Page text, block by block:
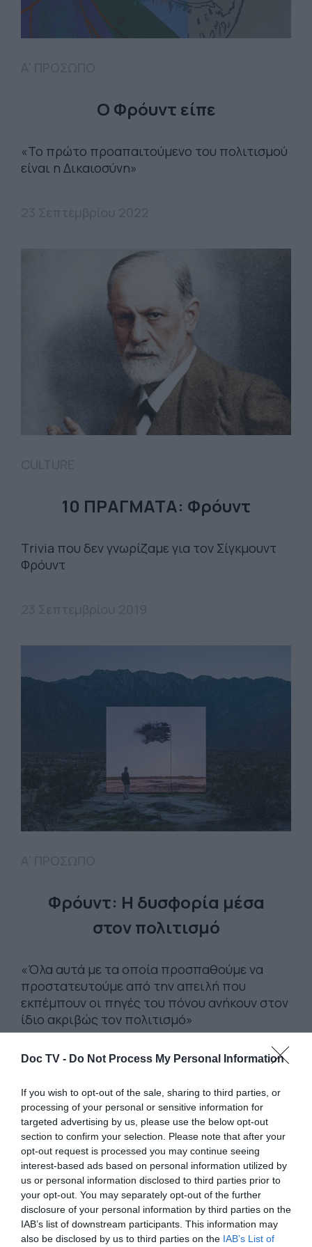
Doc TV - Do Not Process My Personal Information
If you wish to opt-out of the sale, sharing to third parties, or
processing of your personal or sensitive information for
targeted advertising by us, please use the below opt-out
section to confirm your selection. Please note that after your
opt-out request is processed you may continue seeing
interest-based ads based on personal information utilized by
us or personal information disclosed to third parties prior to
your opt-out. You may separately opt-out of the further
disclosure of your personal information by third parties on the
IAB’s list of downstream participants. This information may
also be disclosed by us to third parties on the IAB’s List of
Ο Φρόυντ είπε
«Το πρώτο προαπαιτούμενο του πολιτισμού
είναι η Δικαιοσύνη»
10 ΠΡΑΓΜΑΤΑ: Φρόυντ
Τrivia που δεν γνωρίζαμε για τον Σίγκμουντ
Φρόυντ
Φρόυντ: Η δυσφορία μέσα
στον πολιτισμό
«Όλα αυτά με τα οποία προσπαθούμε να
προστατευτούμε από την απειλή που
εκπέμπουν οι πηγές του πόνου ανήκουν στον
ίδιο ακριβώς τον πολιτισμό»
1 Μαρτίου 2019